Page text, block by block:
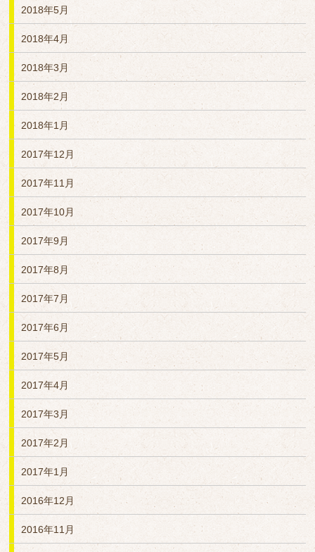
2018年5月
2018年4月
2018年3月
2018年2月
2018年1月
2017年12月
2017年11月
2017年10月
2017年9月
2017年8月
2017年7月
2017年6月
2017年5月
2017年4月
2017年3月
2017年2月
2017年1月
2016年12月
2016年11月